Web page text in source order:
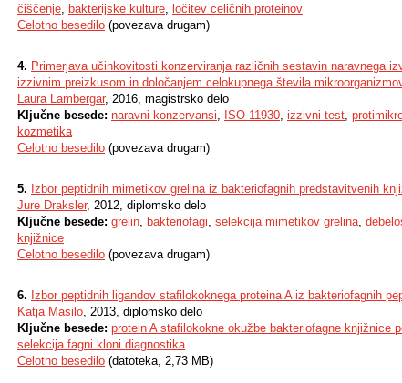
čiščenje, bakterijske kulture, ločitev celičnih proteinov
Celotno besedilo (povezava drugam)
4. Primerjava učinkovitosti konzerviranja različnih sestavin naravnega
izzivnim preizkusom in določanjem celokupnega števila
Laura Lambergar, 2016, magistrsko delo
Ključne besede: naravni konzervansi, ISO 11930, izzivni test,
kozmetika
Celotno besedilo (povezava drugam)
5. Izbor peptidnih mimetikov grelina iz bakteriofagnih predstavitvenih
Jure Draksler, 2012, diplomsko delo
Ključne besede: grelin, bakteriofagi, selekcija mimetikov grelina,
knjižnice
Celotno besedilo (povezava drugam)
6. Izbor peptidnih ligandov stafilokoknega proteina A iz bakteriofagnih
Katja Masilo, 2013, diplomsko delo
Ključne besede: protein A stafilokokne okužbe bakteriofagne knjižnice
selekcija fagni kloni diagnostika
Celotno besedilo (datoteka, 2,73 MB)